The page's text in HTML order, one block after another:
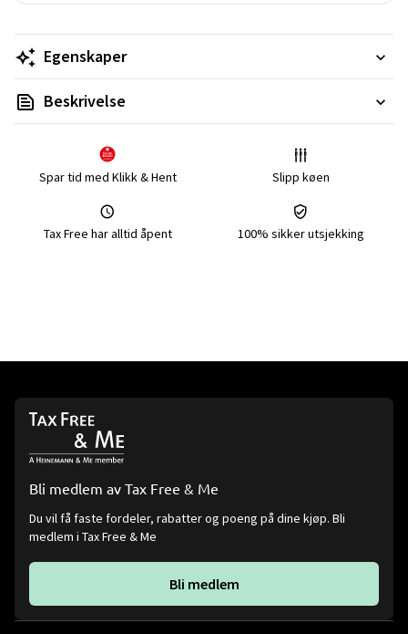
Egenskaper
Beskrivelse
Spar tid med Klikk & Hent Slipp køen
Tax Free har alltid åpent 100% sikker utsjekking
Bli medlem av Tax Free & Me
Du vil få faste fordeler, rabatter og poeng på dine kjøp. Bli
medlem i Tax Free & Me
Bli medlem